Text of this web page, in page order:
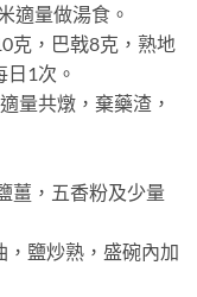
適量做湯食。
，巴戟8克，熟地
1次。
共燉，棄藥渣，
，五香粉及少量
鹽炒熟，盛碗內加